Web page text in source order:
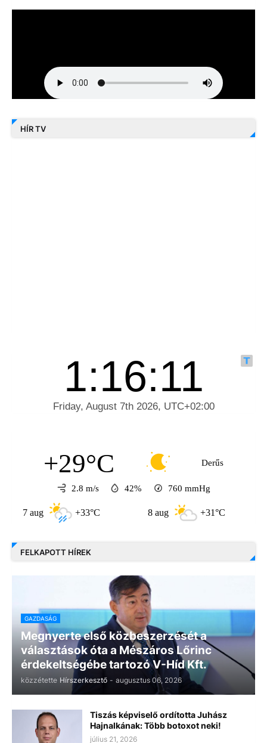
HÍR TV
+29°C Derűs
2.8 m/s 42% 760 mmHg
+33°C +31°C
FELKAPOTT HÍREK
GAZDASÁG
Megnyerte első közbeszerzését a
választások óta a Mészáros Lőrinc
érdekeltségébe tartozó V-Híd Kft.
közzétette Hírszerkesztő - augusztus 06, 2026
Tiszás képviselő ordította Juhász
Hajnalkának: Több botoxot neki!
július 21, 2026